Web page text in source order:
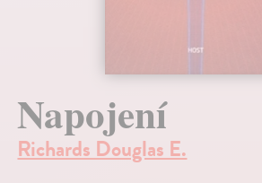
Napojení
Richards Douglas E.